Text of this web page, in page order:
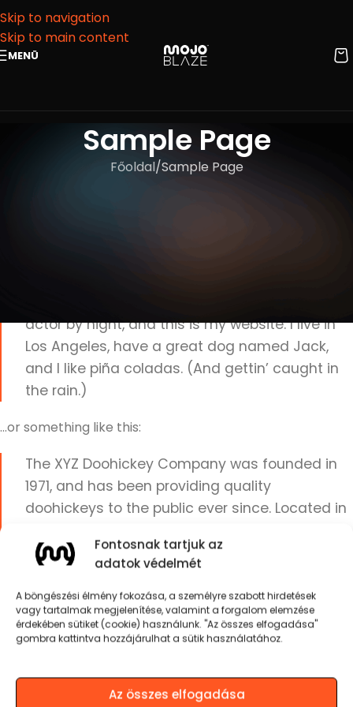
Fontosnak tartjuk az
adatok védelmét
A böngészési élmény fokozása, a személyre szabott hirdetések
vagy tartalmak megjelenítése, valamint a forgalom elemzése
érdekében sütiket (cookie) használunk. "Az összes elfogadása"
gombra kattintva hozzájárulhat a sütik használatához.
Az összes elfogadása
Skip to navigation
Skip to main content
MENÜ
Sample Page
Főoldal Sample Page
actor by night, and this is my website. I live in
Los Angeles, have a great dog named Jack,
and I like piña coladas. (And gettin’ caught in
the rain.)
…or something like this:
The XYZ Doohickey Company was founded in
1971, and has been providing quality
doohickeys to the public ever since. Located in
and does all kinds of awesome things for the
Gotham community.
As a new WordPress user, you should go toyour
dashboard to delete this page and create new pages for
your content. Have fun!